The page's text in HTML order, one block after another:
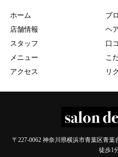
ホーム
店舗情報
スタッフ
メニュー
アクセス
ブ
ヘ
口
こ
リ
〒227-0062 神奈川県横浜市青葉区青
徒歩1